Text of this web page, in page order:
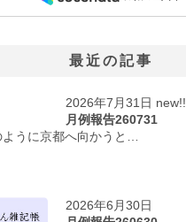
最近の記事
2026年7月31日 new!!
月例報告260731
うに京都へ向かうと…
2026年6月30日